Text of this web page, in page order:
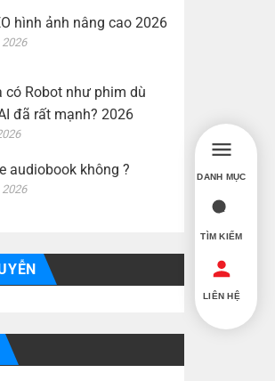
hình ảnh nâng cao 2026
2026
có Robot như phim dù
đã rất mạnh? 2026
audiobook không ?
2026
DANH MỤC
TÌM KIẾM
LIÊN HỆ